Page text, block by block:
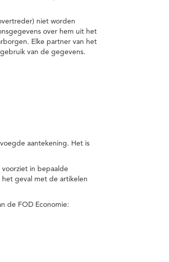
niet worden
over hem uit het
Elke partner van het
van de gegevens.
aantekening. Het is
in bepaalde
geval met de artikelen
de FOD Economie: